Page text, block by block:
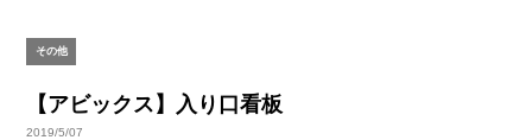
その他
【アビックス】入り口看板
2019/5/07